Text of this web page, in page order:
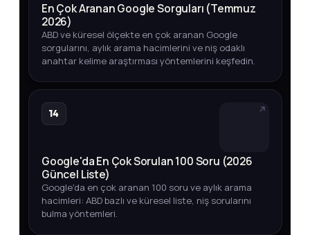
En Çok Aranan Google Sorguları (Temmuz
2026)
ABD ve küresel ölçekte en çok aranan Google
sorgularını, aylık arama hacimlerini ve niş odaklı
anahtar kelime araştırması yöntemlerini keşfedin.
14
Google'da En Çok Sorulan 100 Soru (2026
Güncel Liste)
Google'da en çok aranan 100 soru ve aylık arama
hacimleri: ABD bazlı ve küresel liste, niş sorularını
bulma yöntemleri.